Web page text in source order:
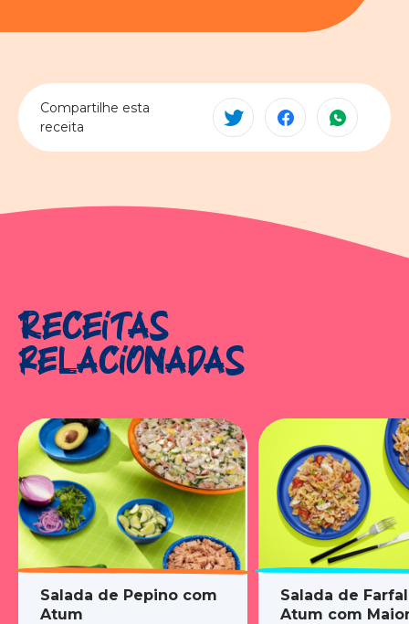
Compartilhe esta
receita
Receitas
relacionadas
Salada de Pepino com
Atum
Salada de
Atum com